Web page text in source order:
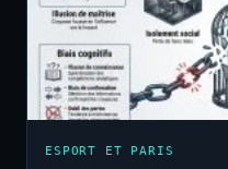
ESPORT ET PARIS